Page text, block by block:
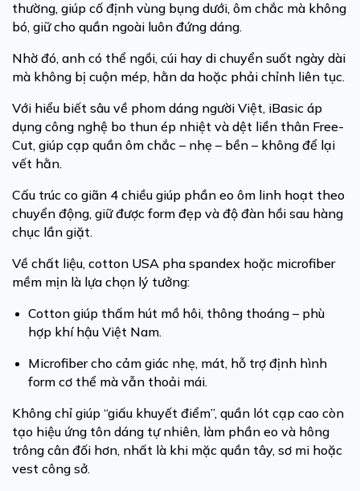
thường, giúp cố định vùng bụng dưới, ôm chắc mà không
bó, giữ cho quần ngoài luôn đứng dáng.
Nhờ đó, anh có thể ngồi, cúi hay di chuyển suốt ngày dài
mà không bị cuộn mép, hằn da hoặc phải chỉnh liên tục.
Với hiểu biết sâu về phom dáng người Việt, iBasic áp
dụng công nghệ bo thun ép nhiệt và dệt liền thân Free-
Cut, giúp cạp quần ôm chắc – nhẹ – bền – không để lại
vết hằn.
Cấu trúc co giãn 4 chiều giúp phần eo ôm linh hoạt theo
chuyển động, giữ được form đẹp và độ đàn hồi sau hàng
chục lần giặt.
Về chất liệu, cotton USA pha spandex hoặc microfiber
mềm mịn là lựa chọn lý tưởng:
Cotton giúp thấm hút mồ hôi, thông thoáng – phù
hợp khí hậu Việt Nam.
Microfiber cho cảm giác nhẹ, mát, hỗ trợ định hình
form cơ thể mà vẫn thoải mái.
Không chỉ giúp “giấu khuyết điểm”, quần lót cạp cao còn
tạo hiệu ứng tôn dáng tự nhiên, làm phần eo và hông
trông cân đối hơn, nhất là khi mặc quần tây, sơ mi hoặc
vest công sở.